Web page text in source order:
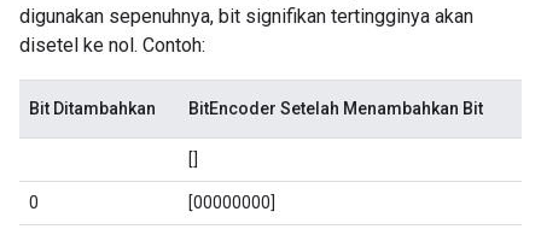
digunakan sepenuhnya, bit signifikan tertingginya akan
disetel ke nol. Contoh:
Bit Ditambahkan BitEncoder Setelah Menambahkan Bit
[]
0 [00000000]